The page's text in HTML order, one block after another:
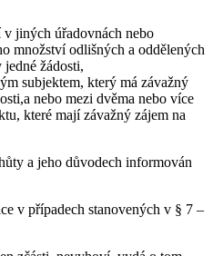
jiných úřadovnách nebo
množství odlišných a oddělených
žádosti,
subjektem, který má závažný
nebo mezi dvěma nebo více
které mají závažný zájem na
a jeho důvodech informován
v případech stanovených v § 7 –